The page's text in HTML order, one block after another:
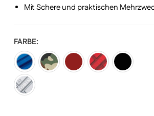
Mit Schere und praktischen
FARBE